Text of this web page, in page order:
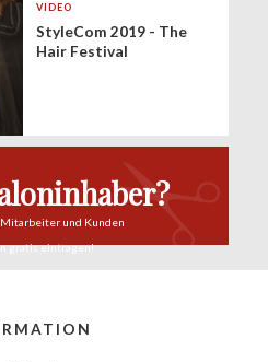
VIDEO
StyleCom 2019 - The
Hair Festival
Mitarbeiter und Kunden
gratis eintragen!